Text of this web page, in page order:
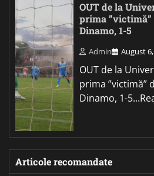
OUT de la
prima
Dinamo, 1-5
Admin August
OUT de la
prima ”victimă”
Dinamo, 1-
Articole recomandate